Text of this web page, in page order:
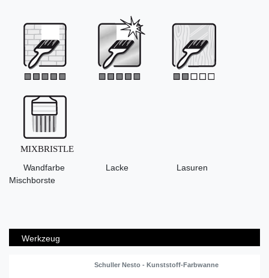
Wandfarbe Lacke Lasuren
Mischborste
Werkzeug
Schuller Nesto - Kunststoff-Farbwanne